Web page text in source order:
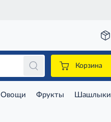
Корзина
Овощи Фрукты Шашлыки